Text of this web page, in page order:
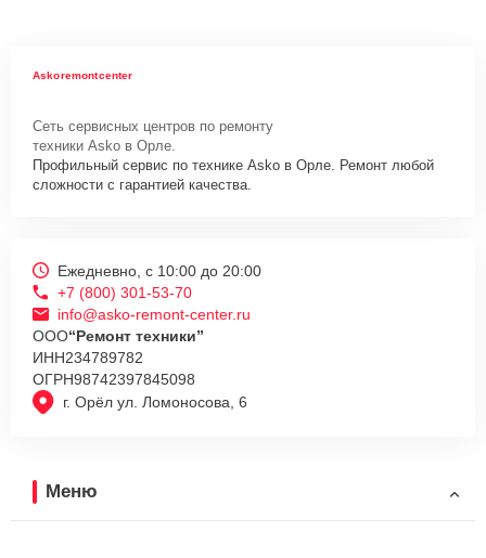
Askoremontcenter
Сеть сервисных центров по ремонту
техники Asko в Орле.
Профильный сервис по технике Asko в Орле. Ремонт любой
сложности с гарантией качества.
г. Орёл ул. Ломоносова, 6
Ежедневно, с 10:00 до 20:00
+7 (800) 301-53-70
info@asko-remont-center.ru
ООО“Ремонт техники”
ИНН234789782
ОГРН98742397845098
Меню